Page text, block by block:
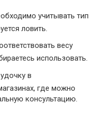
учитывать тип
ловить.
весу
использовать.
в
где можно
консультацию.